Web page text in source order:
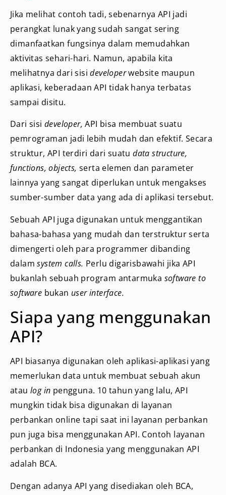
Jika melihat contoh tadi, sebenarnya API jadi
perangkat lunak yang sudah sangat sering
dimanfaatkan fungsinya dalam memudahkan
aktivitas sehari-hari. Namun, apabila kita
melihatnya dari sisideveloperwebsite maupun
aplikasi, keberadaan API tidak hanya terbatas
sampai disitu.
Dari sisi developer,API bisa membuat suatu
pemrograman jadi lebih mudah dan efektif. Secara
struktur, API terdiri dari suatudata structure,
functions, objects, serta elemen dan parameter
lainnya yang sangat diperlukan untuk mengakses
sumber-sumber data yang ada di aplikasi tersebut.
Sebuah API juga digunakan untuk menggantikan
bahasa-bahasa yang mudah dan terstruktur serta
dimengerti oleh para programmer dibanding
dalamsystem calls. Perlu digarisbawahi jika API
bukanlah sebuah program antarmuka software to
software bukan user interface.
Siapa yang menggunakan
API?
API biasanya digunakan oleh aplikasi-aplikasi yang
memerlukan data untuk membuat sebuah akun
atau log in pengguna. 10 tahun yang lalu, API
mungkin tidak bisa digunakan di layanan
perbankan online tapi saat ini layanan perbankan
pun juga bisa menggunakan API. Contoh layanan
perbankan di Indonesia yang menggunakan API
adalah BCA.
Dengan adanya API yang disediakan oleh BCA,